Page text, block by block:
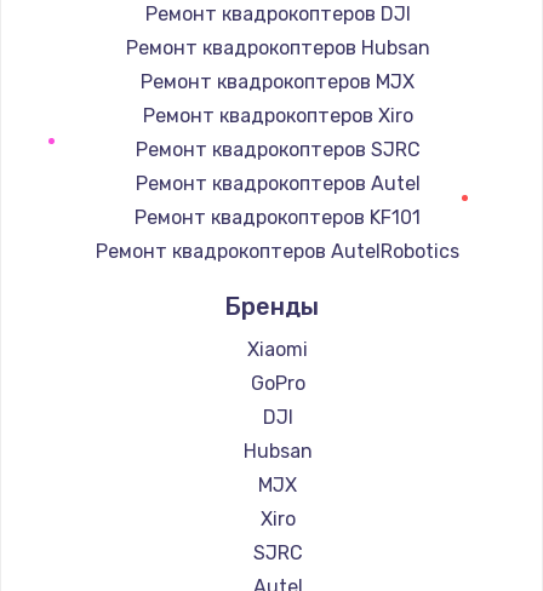
Ремонт квадрокоптеров DJI
Ремонт квадрокоптеров Hubsan
Ремонт квадрокоптеров MJX
Ремонт квадрокоптеров Xiro
Ремонт квадрокоптеров SJRC
Ремонт квадрокоптеров Autel
Ремонт квадрокоптеров KF101
Ремонт квадрокоптеров AutelRobotics
Бренды
Xiaomi
GoPro
DJI
Hubsan
MJX
Xiro
SJRC
Autel